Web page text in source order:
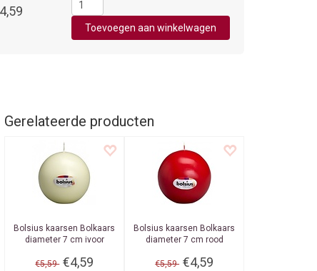
Gerelateerde producten
Bolsius kaarsen Bolkaars
diameter 7 cm ivoor
€5,59 €4,59
Bolsius kaarsen Bolkaars
diameter 7 cm rood
€5,59 €4,59